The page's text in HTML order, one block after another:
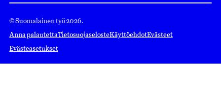
© Suomalainen työ 2026.
Anna palautettaTietosuojaselosteKäyttöehdotEvästeet
Evästeasetukset